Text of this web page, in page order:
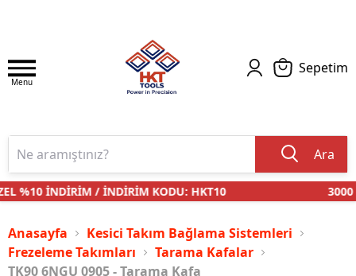
Menu
Sepetim
Ara
%10 İNDİRİM / İNDİRİM KODU: HKT10 3000
Anasayfa
Kesici Takım Bağlama Sistemleri
Frezeleme Takımları
Tarama Kafalar
TK90 6NGU 0905 - Tarama Kafa